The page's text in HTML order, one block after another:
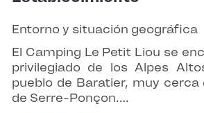
Entorno y situación geográfica
El Camping Le Petit Liou se
privilegiado de los Alpes
pueblo de Baratier, muy cerca
de Serre-Ponçon.…